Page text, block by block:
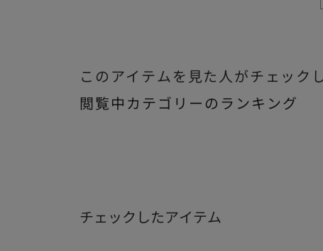
このアイテムを見た人がチェック
閲覧中カテゴリーのランキング
チェックしたアイテム